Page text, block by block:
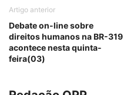
Artigo anterior
Debate on-line sobre
direitos humanos na BR-319
acontece nesta quinta-
feira(03)